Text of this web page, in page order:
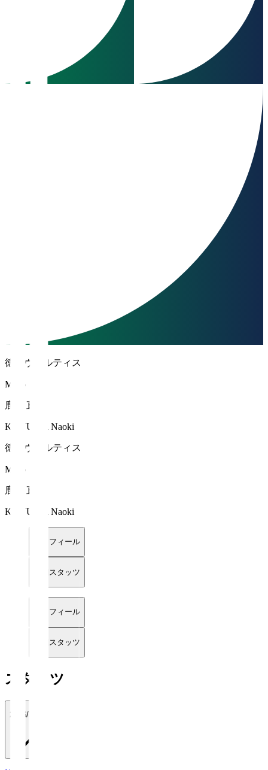
徳島ヴォルティス
MF 6
鹿沼 直生
KANUMA Naoki
徳島ヴォルティス
MF 6
鹿沼 直生
KANUMA Naoki
プロフィール
詳細スタッツ
プロフィール
詳細スタッツ
スタッツ
2026/27